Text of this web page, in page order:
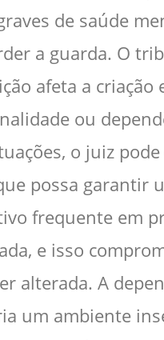
de saúde
a guarda. O
afeta a
ou
o juiz
possa garantir
frequente em
e isso
alterada. A
um ambiente